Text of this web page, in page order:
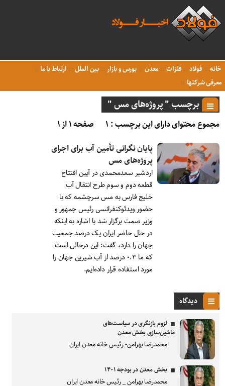
خانه فولاد فلزات معدن بورس و بازار بین الملل
ارتباط با ما
معرفی شرکتها
برچسب " پروژه‌های مس "
مجموع محتوای دارای این برچسب : ۱
صفحه ۱ از ۱
پایان نگرانی تأمین آب برای اجرای
پروژه‌های مس
اردشیر سعدمحمدی در آیین افتتاح
قطعه دوم و سوم طرح انتقال آب
خلیج فارس به مس سرچشمه که با
حضور ویدئوکنفرانسی رئیس جمهور و
وزیر صمت برگزار شد با اشاره به اینکه
در حال حاضر ایران یک درصد جمعیت
جهان را دارد، گفت: این درحالی است
که ما ۰.۳ درصد از آب شیرین جهان را
مورد استفاده قرار داده‌ایم.
دیدگاه
لزوم بازنگری در سیاست‌های
ماشین‌سازی بخش معدن
محمدرضا بهرامن- رئیس خانه معدن ایران
بخش معدن در بودجه ۱۴۰۱
محمدرضا بهرامن _ رئیس خانه معدن ایران